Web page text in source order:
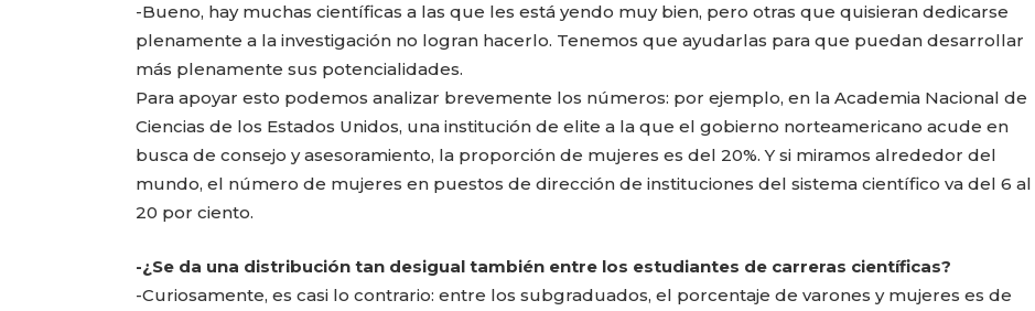
-Bueno, hay muchas científicas a las que les está yendo muy bien, pero otras que quisieran dedicarse
plenamente a la investigación no logran hacerlo. Tenemos que ayudarlas para que puedan desarrollar
más plenamente sus potencialidades.
Para apoyar esto podemos analizar brevemente los números: por ejemplo, en la Academia Nacional de
Ciencias de los Estados Unidos, una institución de elite a la que el gobierno norteamericano acude en
busca de consejo y asesoramiento, la proporción de mujeres es del 20%. Y si miramos alrededor del
mundo, el número de mujeres en puestos de dirección de instituciones del sistema científico va del 6 al
20 por ciento.
-¿Se da una distribución tan desigual también entre los estudiantes de carreras científicas?
-Curiosamente, es casi lo contrario: entre los subgraduados, el porcentaje de varones y mujeres es de